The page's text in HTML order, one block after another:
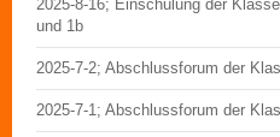
2025-8-16; Einschulung der
und 1b
2025-7-2; Abschlussforum der
2025-7-1; Abschlussforum der